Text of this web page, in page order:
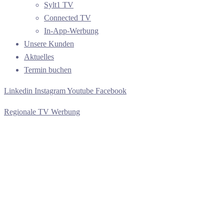
Sylt1 TV
Connected TV
In-App-Werbung
Unsere Kunden
Aktuelles
Termin buchen
Linkedin InstagramYoutube Facebook
Regionale TV Werbung